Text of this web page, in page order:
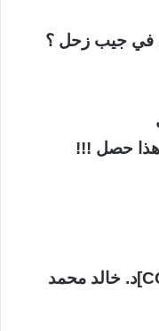
في جيب زحل ؟
هذا حصل !!!
[ALIGN=LEFT][COLOR=green]د. خالد محمد